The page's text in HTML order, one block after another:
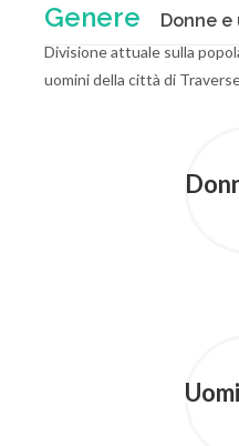
Genere Donne
Divisione attuale sulla
uomini della città di